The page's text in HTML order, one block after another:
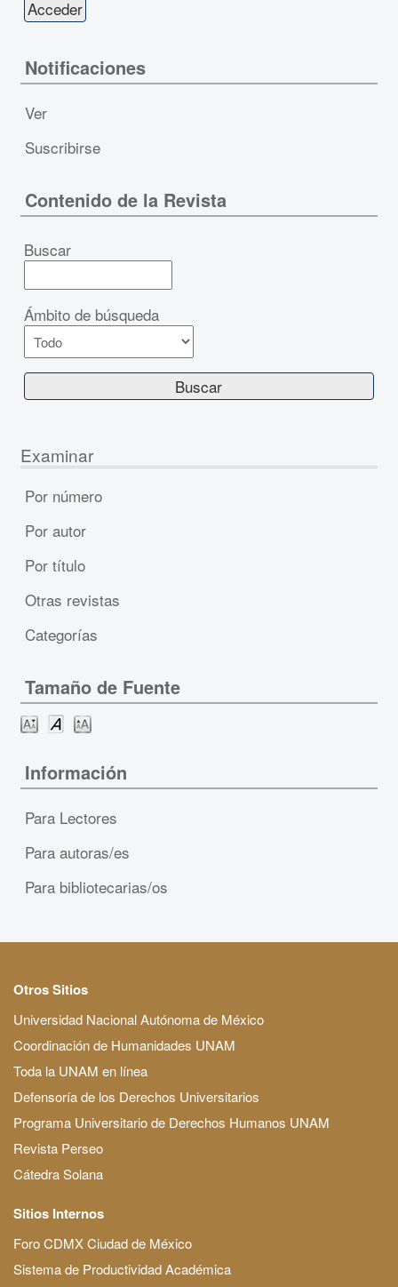
Notificaciones
Ver
Suscribirse
Contenido de la Revista
Buscar
Ámbito de búsqueda
Examinar
Por número
Por autor
Por título
Otras revistas
Categorías
Tamaño de Fuente
Información
Para Lectores
Para autoras/es
Para bibliotecarias/os
Otros Sitios
Universidad Nacional Autónoma de México
Coordinación de Humanidades UNAM
Toda la UNAM en línea
Defensoría de los Derechos Universitarios
Programa Universitario de Derechos Humanos UNAM
Revista Perseo
Cátedra Solana
Sitios Internos
Foro CDMX Ciudad de México
Sistema de Productividad Académica